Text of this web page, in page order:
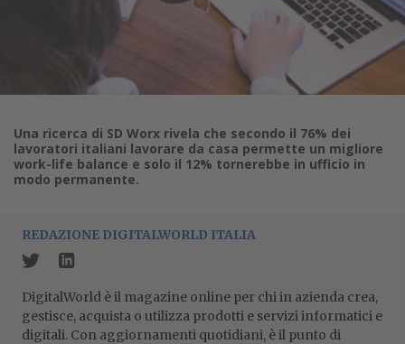
Una ricerca di SD Worx rivela che secondo il 76% dei
lavoratori italiani lavorare da casa permette un migliore
work-life balance e solo il 12% tornerebbe in ufficio in
modo permanente.
REDAZIONE DIGITALWORLD ITALIA
DigitalWorld è il magazine online per chi in azienda crea,
gestisce, acquista o utilizza prodotti e servizi informatici e
digitali. Con aggiornamenti quotidiani, è il punto di